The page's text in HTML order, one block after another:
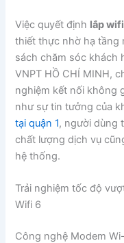
Việc quyết định lắp
thiết thực nhờ hạ tầng
sách chăm sóc khách
VNPT HỒ CHÍ MINH,
nghiệm kết nối không
như sự tin tưởng của
tại quận 1, người dùng
chất lượng dịch vụ
hệ thống.
Trải nghiệm tốc độ
Wifi 6
Công nghệ Modem